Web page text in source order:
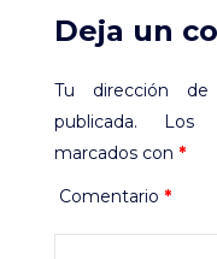
Deja un
Tu dirección
publicada.
Los
marcados con *
Comentario *